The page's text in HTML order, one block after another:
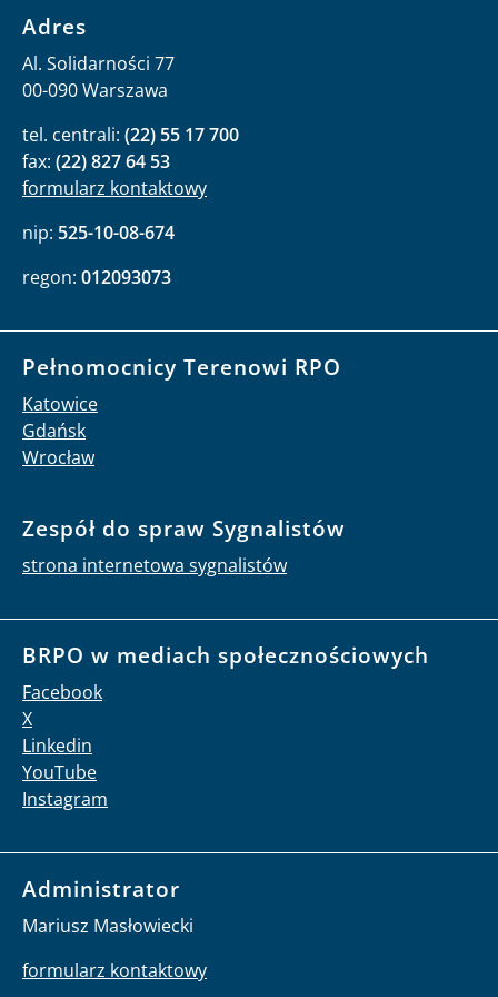
Adres
Al. Solidarności 77
00-090 Warszawa
tel. centrali: (22) 55 17 700
fax: (22) 827 64 53
formularz kontaktowy
nip: 525-10-08-674
regon: 012093073
Pełnomocnicy Terenowi RPO
Katowice
Gdańsk
Wrocław
Zespół do spraw Sygnalistów
strona internetowa sygnalistów
BRPO w mediach społecznościowych
Facebook
X
Linkedin
YouTube
Instagram
Administrator
Mariusz Masłowiecki
formularz kontaktowy